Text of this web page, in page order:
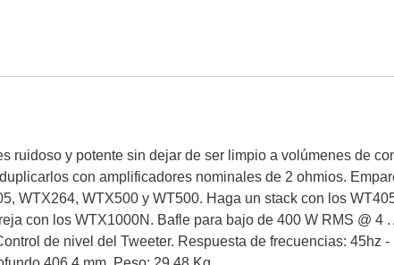
ruidoso y potente sin dejar de ser limpio a volúmenes de
con amplificadores nominales de 2 ohmios.
WTX264, WTX500 y WT500. Haga un stack con los
con los WTX1000N. Bafle para bajo de 400 W RMS @ 4
de nivel del Tweeter. Respuesta de frecuencias: 45hz